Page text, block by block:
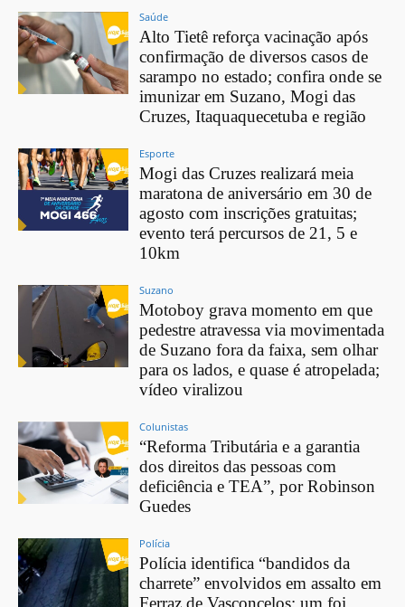
Saúde
Alto Tietê reforça vacinação após
confirmação de diversos casos de
sarampo no estado; confira onde se
imunizar em Suzano, Mogi das
Cruzes, Itaquaquecetuba e região
Esporte
Mogi das Cruzes realizará meia
maratona de aniversário em 30 de
agosto com inscrições gratuitas;
evento terá percursos de 21, 5 e
10km
Suzano
Motoboy grava momento em que
pedestre atravessa via movimentada
de Suzano fora da faixa, sem olhar
para os lados, e quase é atropelada;
vídeo viralizou
Colunistas
“Reforma Tributária e a garantia
dos direitos das pessoas com
deficiência e TEA”, por Robinson
Guedes
Polícia
Polícia identifica “bandidos da
charrete” envolvidos em assalto em
Ferraz de Vasconcelos; um foi